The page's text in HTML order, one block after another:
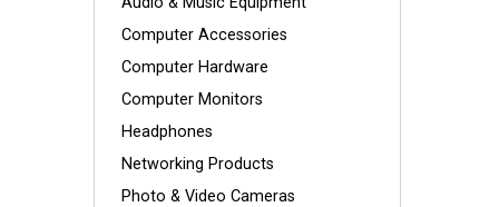
Computer Accessories
Computer Hardware
Computer Monitors
Headphones
Networking Products
Photo & Video Cameras